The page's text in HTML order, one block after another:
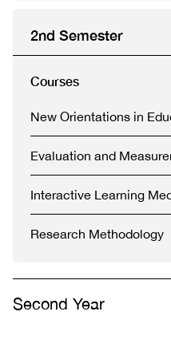
2nd Semester
Courses
New Orientations in
Evaluation and
Interactive Learning
Research Methodology
Second Year